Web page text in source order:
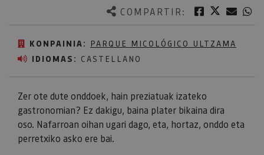
COMPARTIR: Facebook
Twitter
KONPAINIA: PARQUE MICOLÓGICO ULTZAMA
IDIOMAS: CASTELLANO
Zer ote dute onddoek, hain preziatuak izateko
gastronomian? Ez dakigu, baina plater bikaina dira
oso. Nafarroan oihan ugari dago, eta, hortaz, onddo eta
perretxiko asko ere bai.